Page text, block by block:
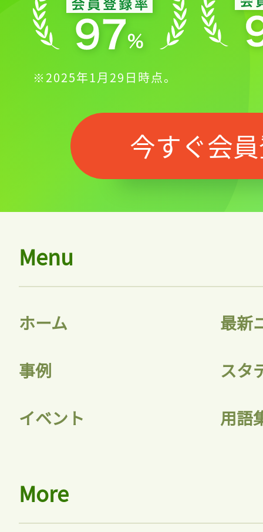
※2025年1月29日時点。
今すぐ会
Menu
ホーム 最新
事例 スタ
イベント 用語
More